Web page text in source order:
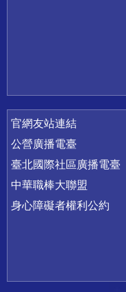
官網友站連結
公營廣播電臺
臺北國際社區廣播電臺
中華職棒大聯盟
身心障礙者權利公約